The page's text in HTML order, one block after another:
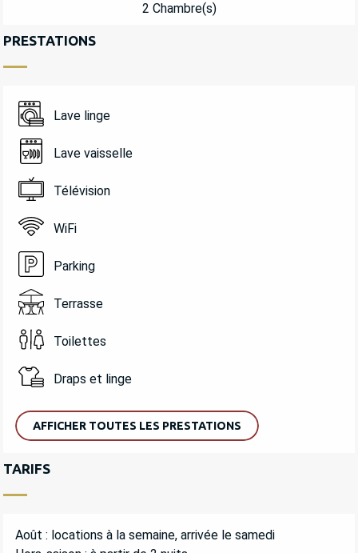
2 Chambre(s)
PRESTATIONS
Lave linge
Lave vaisselle
Télévision
WiFi
Parking
Terrasse
Toilettes
Draps et linge
AFFICHER TOUTES LES PRESTATIONS
TARIFS
Août : locations à la semaine, arrivée le samedi